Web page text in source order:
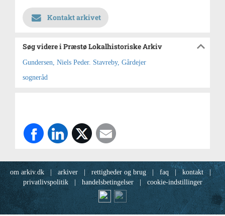
Kontakt arkivet
Søg videre i Præstø Lokalhistoriske Arkiv
Gundersen, Niels Peder. Stavreby, Gårdejer
sogneråd
om arkiv.dk arkiver rettigheder og brug | faq | kontakt |
privatlivspolitik
handelsbetingelser cookie-indstillinger